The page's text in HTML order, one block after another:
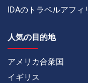
IDAのトラベルアフ
人気の目的地
アメリカ合衆国
イギリス